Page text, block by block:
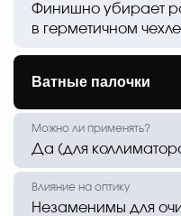
Финишно убирает
в герметичном
Ватные палочки
Да (для
Незаменимы для